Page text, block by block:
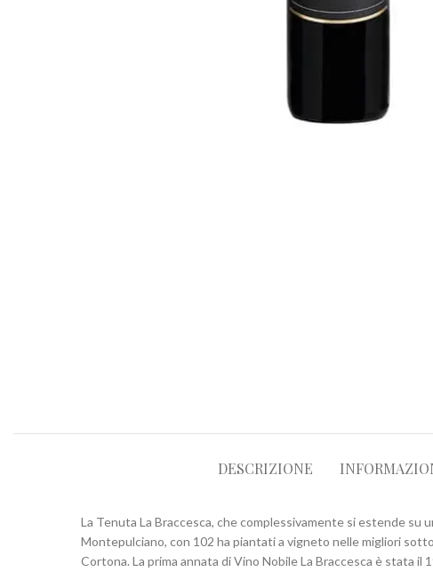
DESCRIZIONE
La Tenuta La Braccesca, che complessivamente si estende su
Montepulciano, con 102 ha piantati a vigneto nelle migliori
Cortona. La prima annata di Vino Nobile La Braccesca è stata il